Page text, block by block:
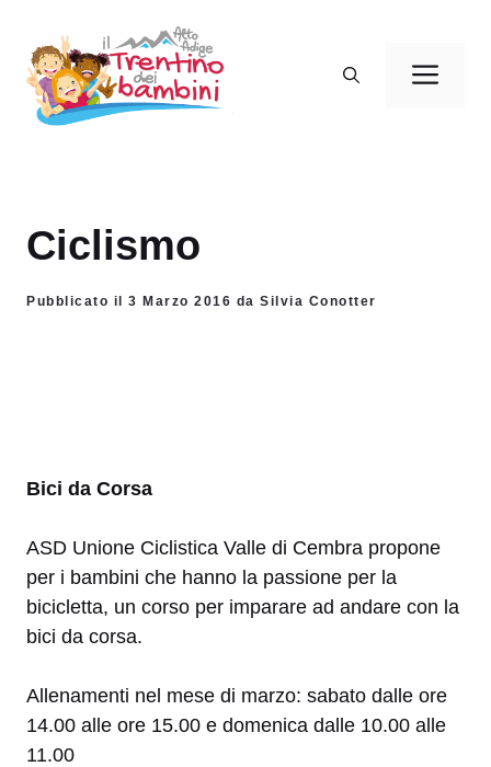
contenuto
Ciclismo
Pubblicato il 3 Marzo 2016 da Silvia Conotter
Bici da Corsa
ASD Unione Ciclistica Valle di Cembra propone
per i bambini che hanno la passione per la
bicicletta, un corso per imparare ad andare con la
bici da corsa.
Allenamenti nel mese di marzo: sabato dalle ore
14.00 alle ore 15.00 e domenica dalle 10.00 alle
11.00